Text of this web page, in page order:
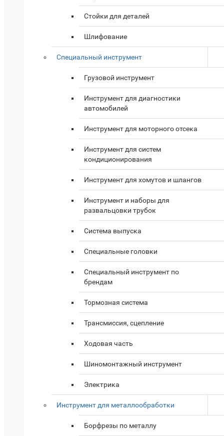
Стойки для деталей
Шлифование
Специальный инструмент
Грузовой инструмент
Инструмент для диагностики
автомобилей
Инструмент для моторного отсека
Инструмент для систем
кондиционирования
Инструмент для хомутов и шлангов
Инструмент и наборы для
развальцовки трубок
Система выпуска
Специальные головки
Специальный инструмент по
брендам
Тормозная система
Трансмиссия, сцепление
Ходовая часть
Шиномонтажный инструмент
Электрика
Инструмент для металлообработки
Борфрезы по металлу